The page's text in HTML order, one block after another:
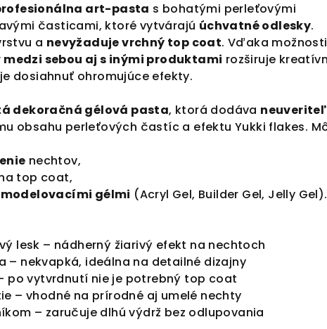
art-pasta s bohatými perleťovými
časticami, ktoré vytvárajú úchvatné odlesky.
a nevyžaduje vrchný top coat. Vďaka možnosti
sebou aj s inými produktami rozširuje
dosiahnuť ohromujúce efekty.
dekoračná gélová pasta, ktorá dodáva
obsahu perleťových častíc a efektu Yukki flakes.
nechtov,
top coat,
gélmi (Acryl Gel, Builder Gel, Jelly Gel).
lesk – nádherný žiarivý efekt na nechtoch
– nekvapká, ideálna na detailné dizajny
po vytvrdnutí nie je potrebný top coat
– vhodné na prírodné aj umelé nechty
– zaručuje dlhú výdrž bez odlupovania